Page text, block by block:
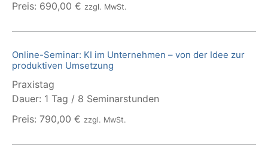
Preis: 690,00 € zzgl. MwSt.
Online-Seminar: KI im Unternehmen – von der Idee zur
produktiven Umsetzung
Praxistag
Dauer: 1 Tag / 8 Seminarstunden
Preis: 790,00 € zzgl. MwSt.